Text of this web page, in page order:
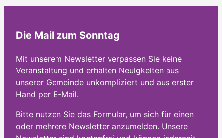
Die Mail zum Sonntag
Mit unserem Newsletter verpassen Sie keine
Veranstaltung und erhalten Neuigkeiten aus
unserer Gemeinde unkompliziert und aus erster
Hand per E-Mail.
Bitte nutzen Sie das Formular, um sich für einen
oder mehrere Newsletter anzumelden. Unsere